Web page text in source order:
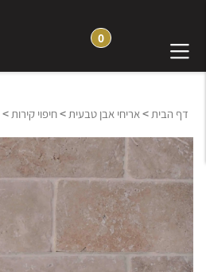
0
דף הבית> אריחי אבן טבעית>חיפוי קירות>